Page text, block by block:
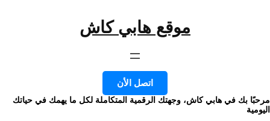
موقع هابي كاش
اتصل الأن
بك في هابي كاش، وجهتك الرقمية المتكاملة لكل ما يهمك في حياتك